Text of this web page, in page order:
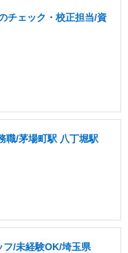
チェック・校正担当/資
職/茅場町駅 八丁堀駅
フ/未経験OK/埼玉県